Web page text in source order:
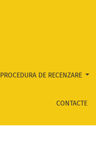
PROCEDURA DE RECENZARE
CONTACTE